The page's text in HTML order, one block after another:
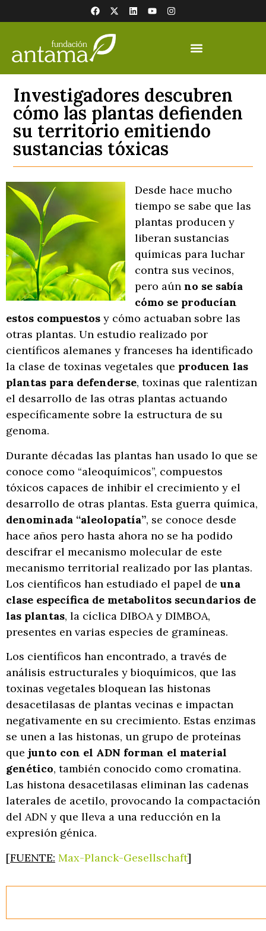
Investigadores descubren
cómo las plantas defienden
su territorio emitiendo
sustancias tóxicas
Desde hace mucho
tiempo se sabe que las
plantas producen y
liberan sustancias
químicas para luchar
contra sus vecinos,
pero aún no se sabía
cómo se producían
estos compuestos y cómo actuaban sobre las
otras plantas. Un estudio realizado por
científicos alemanes y franceses ha identificado
la clase de toxinas vegetales que producen las
plantas para defenderse, toxinas que ralentizan
el desarrollo de las otras plantas actuando
específicamente sobre la estructura de su
genoma.
Durante décadas las plantas han usado lo que se
conoce como “aleoquímicos”, compuestos
tóxicos capaces de inhibir el crecimiento y el
desarrollo de otras plantas. Esta guerra química,
denominada “aleolopatía”, se conoce desde
hace años pero hasta ahora no se ha podido
descifrar el mecanismo molecular de este
mecanismo territorial realizado por las plantas.
Los científicos han estudiado el papel deuna
clase específica de metabolitos secundarios de
las plantas, la cíclica DIBOA y DIMBOA,
presentes en varias especies de gramíneas.
Los científicos han encontrado, a través de
análisis estructurales y bioquímicos, que las
toxinas vegetales bloquean las histonas
desacetilasas de plantas vecinas e impactan
negativamente en su crecimiento. Estas enzimas
se unen a las histonas, un grupo de proteínas
que junto con el ADN forman el material
genético, también conocido como cromatina.
Las histona desacetilasas eliminan las cadenas
laterales de acetilo, provocando la compactación
del ADN y que lleva a una reducción en la
expresión génica.
[FUENTE: Max-Planck-Gesellschaft]